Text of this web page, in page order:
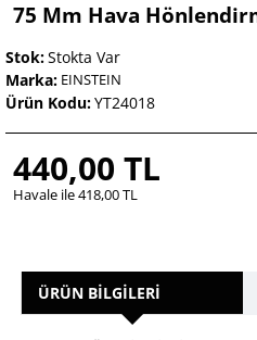
75 Mm Hava
Stok:Stokta Var
Marka: EINSTEIN
Ürün Kodu:YT24018
440,00 TL
Havale ile 418,00 TL
ÜRÜN BILGILERI